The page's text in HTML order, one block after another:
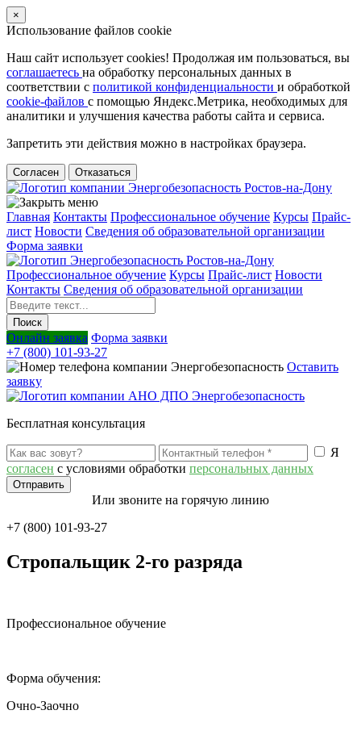
×
Использование файлов cookie
Наш сайт использует cookies! Продолжая им пользоваться, вы
соглашаетесь на обработку персональных данных в
соответствии с политикой конфиденциальности и обработкой
cookie-файлов с помощью Яндекс.Метрика, необходимых для
аналитики и улучшения качества работы сайта и сервиса.
Запретить эти действия можно в настройках браузера.
Согласен Отказаться
Главная Контакты Профессиональное обучение Курсы Прайс-
лист Новости Cведения об образовательной организации
Форма заявки
Профессиональное обучение Курсы Прайс-лист Новости
Контакты Cведения об образовательной организации
Онлайн заявка Форма заявки
+7 (800) 101-93-27
Оставить
заявку
Бесплатная консультация
Я
согласен с условиями обработки персональных данных
Или звоните на горячую линию
+7 (800) 101-93-27
Стропальщик 2-го разряда
Профессиональное обучение
Форма обучения:
Очно-Заочно